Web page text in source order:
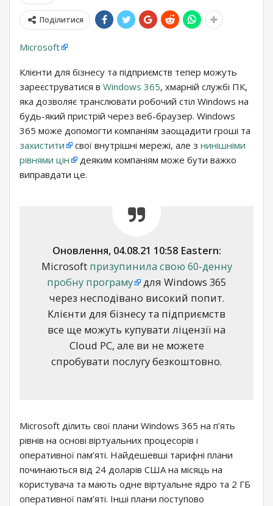
Поділитися
Microsoft
Клієнти для бізнесу та підприємств тепер можуть
зареєструватися в Windows 365, хмарній службі ПК,
яка дозволяє транслювати робочий стіл Windows на
будь-який пристрій через веб-браузер. Windows
365 може допомогти компаніям заощадити гроші та
захистити
свої внутрішні мережі, але з нинішніми
рівнями цін
деяким компаніям може бути важко
виправдати це.
Оновлення, 04.08.21 10:58 Eastern:
Microsoft призупинила свою 60-денну
пробну програму
для Windows 365
через несподівано високий попит.
Клієнти для бізнесу та підприємств
все ще можуть купувати ліцензії на
Cloud PC, але ви не можете
спробувати послугу безкоштовно.
Microsoft ділить свої плани Windows 365 на п’ять
рівнів на основі віртуальних процесорів і
оперативної пам’яті. Найдешевші тарифні плани
починаються від 24 доларів США на місяць на
користувача та мають одне віртуальне ядро ​​та 2 ГБ
оперативної пам’яті. Інші плани поступово